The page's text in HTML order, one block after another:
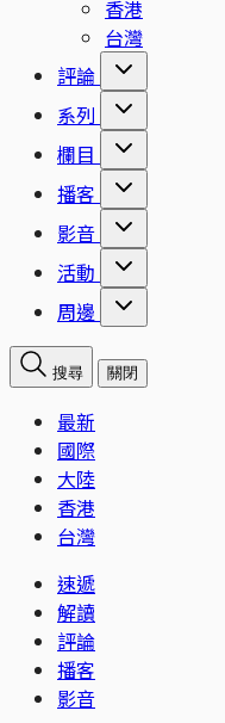
香港
台灣
評論
系列
欄目
播客
影音
活動
周邊
搜尋 關閉
最新
國際
大陸
香港
台灣
速遞
解讀
評論
播客
影音